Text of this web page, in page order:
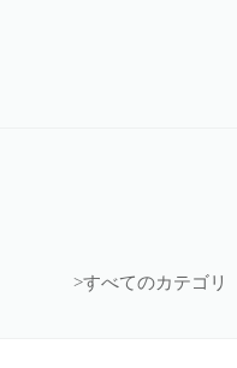
>すべてのカテゴリ